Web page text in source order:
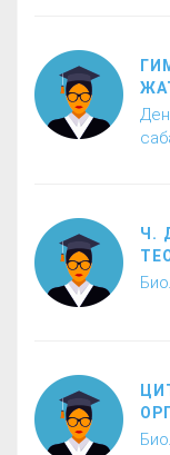
Ч.